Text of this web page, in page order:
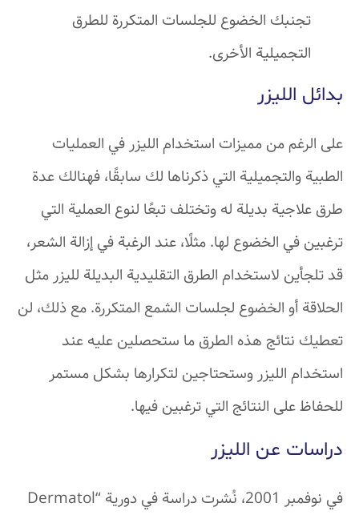
تجنبك الخضوع للجلسات المتكررة للطرق
التجميلية الأخرى.
بدائل الليزر
على الرغم من مميزات استخدام الليزر في العمليات
الطبية والتجميلية التي ذكرناها لك سابقًا، فهنالك عدة
طرق علاجية بديلة له وتختلف تبعًا لنوع العملية التي
ترغبين في الخضوع لها. مثلًا، عند الرغبة في إزالة الشعر،
قد تلجأين لاستخدام الطرق التقليدية البديلة لليزر مثل
الحلاقة أو الخضوع لجلسات الشمع المتكررة. مع ذلك، لن
تعطيك نتائج هذه الطرق ما ستحصلين عليه عند
استخدام الليزر وستحتاجين لتكرارها بشكل مستمر
للحفاظ على النتائج التي ترغبين فيها.
دراسات عن الليزر
في نوفمبر 2001، نُشرت دراسة في دورية “Dermatol